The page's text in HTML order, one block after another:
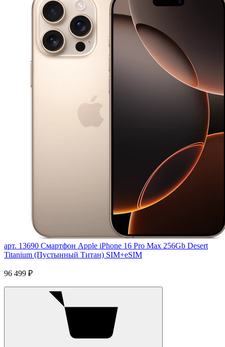
арт. 13690 Смартфон Apple iPhone 16 Pro Max 256Gb Desert
Titanium (Пустынный Титан) SIM+eSIM
96 499 ₽